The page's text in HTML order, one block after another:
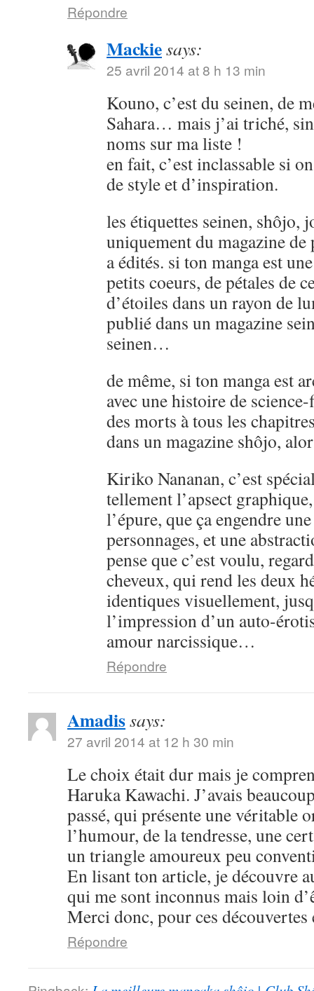
Répondre
Mackiesays:
25 avril 2014 at 8 h 13 min
Kouno, c’est du seinen, de
Sahara… mais j’ai triché,
noms sur ma liste !
en fait, c’est inclassable si
de style et d’inspiration.
les étiquettes seinen, shôjo,
uniquement du magazine
a édités. si ton manga est
petits coeurs, de pétales de
d’étoiles dans un rayon de
publié dans un magazine
seinen…
de même, si ton manga est
avec une histoire de
des morts à tous les
dans un magazine shôjo,
Kiriko Nananan, c’est
tellement l’apsect
l’épure, que ça engendre
personnages, et une
pense que c’est voulu,
cheveux, qui rend les deux
identiques visuellement,
l’impression d’un auto-
amour narcissique…
Répondre
Amadissays:
27 avril 2014 at 12 h 30 min
Le choix était dur mais je
Haruka Kawachi. J’avais
passé, qui présente une véritable
l’humour, de la tendresse, une
un triangle amoureux peu
En lisant ton article, je découvre
qui me sont inconnus mais loin
Merci donc, pour ces
Répondre